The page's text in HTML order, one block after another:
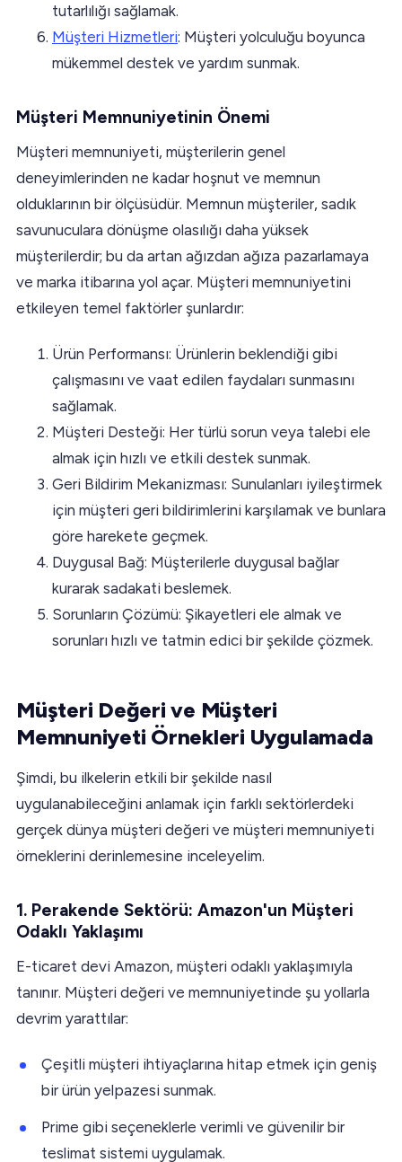
tutarlılığı sağlamak.
Müşteri Hizmetleri: Müşteri yolculuğu boyunca
mükemmel destek ve yardım sunmak.
Müşteri Memnuniyetinin Önemi
Müşteri memnuniyeti, müşterilerin genel
deneyimlerinden ne kadar hoşnut ve memnun
olduklarının bir ölçüsüdür. Memnun müşteriler, sadık
savunuculara dönüşme olasılığı daha yüksek
müşterilerdir; bu da artan ağızdan ağıza pazarlamaya
ve marka itibarına yol açar. Müşteri memnuniyetini
etkileyen temel faktörler şunlardır:
Ürün Performansı: Ürünlerin beklendiği gibi
çalışmasını ve vaat edilen faydaları sunmasını
sağlamak.
Müşteri Desteği: Her türlü sorun veya talebi ele
almak için hızlı ve etkili destek sunmak.
Geri Bildirim Mekanizması: Sunulanları iyileştirmek
için müşteri geri bildirimlerini karşılamak ve bunlara
göre harekete geçmek.
Duygusal Bağ: Müşterilerle duygusal bağlar
kurarak sadakati beslemek.
Sorunların Çözümü: Şikayetleri ele almak ve
sorunları hızlı ve tatmin edici bir şekilde çözmek.
Müşteri Değeri ve Müşteri
Memnuniyeti Örnekleri Uygulamada
Şimdi, bu ilkelerin etkili bir şekilde nasıl
uygulanabileceğini anlamak için farklı sektörlerdeki
gerçek dünya müşteri değeri ve müşteri memnuniyeti
örneklerini derinlemesine inceleyelim.
1. Perakende Sektörü: Amazon'un Müşteri
Odaklı Yaklaşımı
E-ticaret devi Amazon, müşteri odaklı yaklaşımıyla
tanınır. Müşteri değeri ve memnuniyetinde şu yollarla
devrim yarattılar:
Çeşitli müşteri ihtiyaçlarına hitap etmek için geniş
bir ürün yelpazesi sunmak.
Prime gibi seçeneklerle verimli ve güvenilir bir
teslimat sistemi uygulamak.